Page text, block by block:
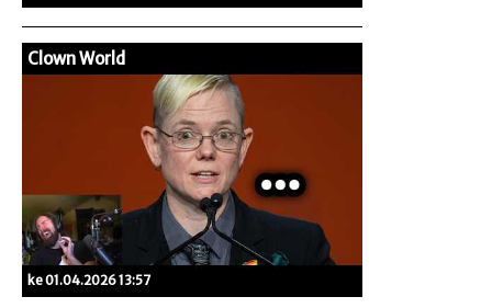
Clown World
ke 01.04.2026 13:57